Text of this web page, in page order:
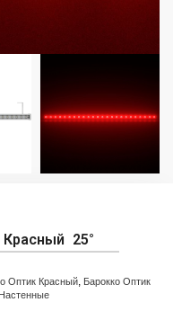
25°
Оптик Красный, Барокко Оптик
Настенные